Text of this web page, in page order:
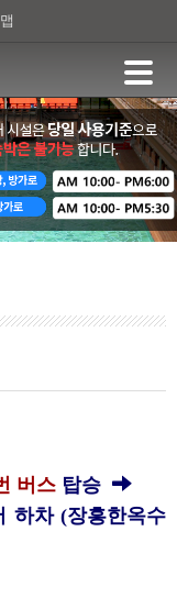
버스 탑승
하차 (장흥한옥수